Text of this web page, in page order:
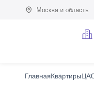
Москва и область
ГлавнаяКвартиры